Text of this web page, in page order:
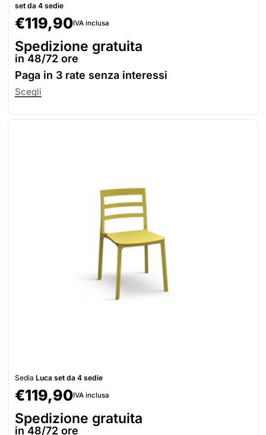
set da 4 sedie
€119,90IVA inclusa
Spedizione gratuita
in 48/72 ore
Paga in 3 rate senza interessi
Scegli
Sedia Luca set da 4 sedie
€119,90IVA inclusa
Spedizione gratuita
in 48/72 ore